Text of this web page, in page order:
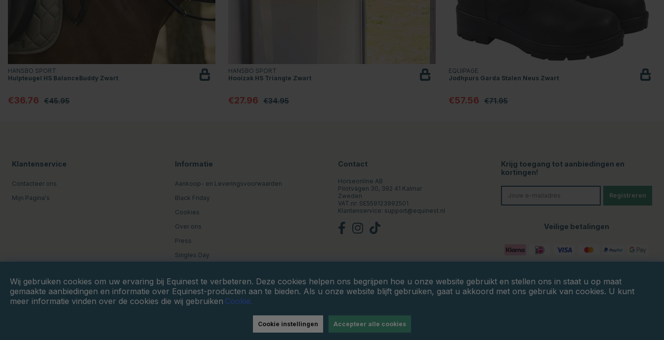
HANSBO SPORT
Hulpteugel HS BalanceBuddy Zwart
€36.76 €45.95
HANSBO SPORT
Hooizak HS Triangle Zwart
€27.96 €34.95
EQUIPAGE
Jodhpurs Garda Stalen Neus Zwart
€57.56 €71.95
Klantenservice
Contacteer ons
Mijn Pagina's
Informatie
Aankoop- en Leveringsvoorwaarden
Black Friday
Cookies
Over ons
Press
Singles Day
Contact
Horseonline AB
Pilotvägen 30, 392 41 Kalmar
Zweden
VAT.nr: SE559123992501
Klantenservice: support@equinest.nl
Krijg toegang tot aanbiedingen en
kortingen!
Registreren
Veilige betalingen
Wij gebruiken cookies om uw ervaring bij Equinest te verbeteren. Deze cookies helpen ons begrijpen hoe u onze website gebruikt en stellen ons in staat u op maat
gemaakte aanbiedingen en informatie over Equinest-producten aan te bieden. Als u onze website blijft gebruiken, gaat u akkoord met ons gebruik van cookies. U kunt
meer informatie vinden over de cookies die wij gebruiken Cookie.
Cookie instellingen Accepteer alle cookies